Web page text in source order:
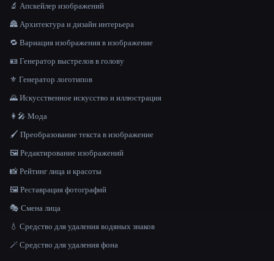
🔬 Апскейлер изображений
🏯 Архитектура и дизайн интерьера
🔁 Вариация изображения в изображение
🪪 Генератор выстрелов в голову
⚜️ Генератор логотипов
🌄 Искусственное искусство и иллюстрация
👩‍🎤 Мода
🖌️ Преобразование текста в изображение
🖼️ Редактирование изображений
📸 Рейтинг лица и красоты
🖼️ Реставрация фотографий
🎭 Смена лица
💧 Средство для удаления водяных знаков
🪄 Средство для удаления фона